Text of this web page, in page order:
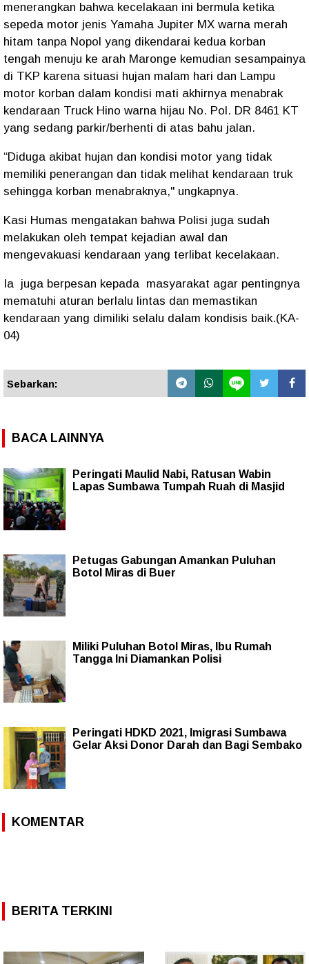
menerangkan bahwa kecelakaan ini bermula ketika
sepeda motor jenis Yamaha Jupiter MX warna merah
hitam tanpa Nopol yang dikendarai kedua korban
tengah menuju ke arah Maronge kemudian sesampainya
di TKP karena situasi hujan malam hari dan Lampu
motor korban dalam kondisi mati akhirnya menabrak
kendaraan Truck Hino warna hijau No. Pol. DR 8461 KT
yang sedang parkir/berhenti di atas bahu jalan.
“Diduga akibat hujan dan kondisi motor yang tidak
memiliki penerangan dan tidak melihat kendaraan truk
sehingga korban menabraknya," ungkapnya.
Kasi Humas mengatakan bahwa Polisi juga sudah
melakukan oleh tempat kejadian awal dan
mengevakuasi kendaraan yang terlibat kecelakaan.
Ia juga berpesan kepada masyarakat agar pentingnya
mematuhi aturan berlalu lintas dan memastikan
kendaraan yang dimiliki selalu dalam kondisis baik.(KA-
04)
Sebarkan:
BACA LAINNYA
Peringati Maulid Nabi, Ratusan Wabin
Lapas Sumbawa Tumpah Ruah di Masjid
Petugas Gabungan Amankan Puluhan
Botol Miras di Buer
Miliki Puluhan Botol Miras, Ibu Rumah
Tangga Ini Diamankan Polisi
Peringati HDKD 2021, Imigrasi Sumbawa
Gelar Aksi Donor Darah dan Bagi Sembako
KOMENTAR
BERITA TERKINI